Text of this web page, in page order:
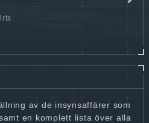
av de insynsaffärer som
en komplett lista över alla